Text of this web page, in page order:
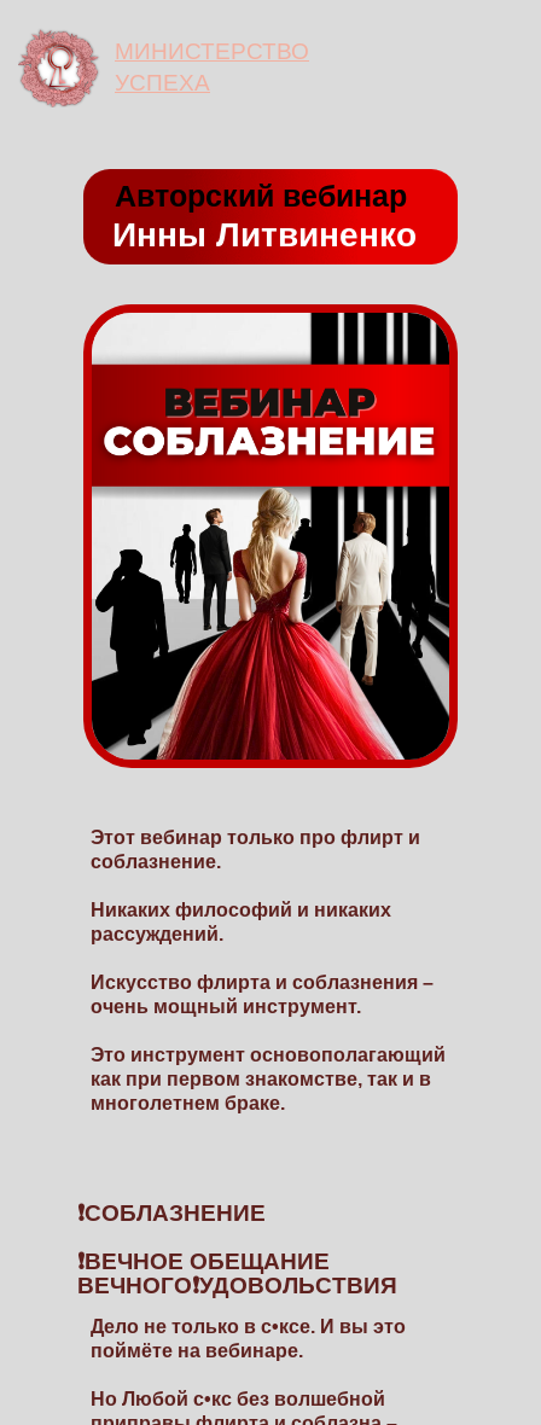
МИНИСТЕРСТВО
УСПЕХА
Инны Литвиненко
Авторский вебинар
Этот вебинар только про флирт и
соблазнение.
Никаких философий и никаких
рассуждений.
Искусство флирта и соблазнения –
очень мощный инструмент.
Это инструмент основополагающий
как при первом знакомстве, так и в
многолетнем браке.
❗СОБЛАЗНЕНИЕ
❗ВЕЧНОЕ ОБЕЩАНИЕ
ВЕЧНОГО❗УДОВОЛЬСТВИЯ
Дело не только в с•ксе. И вы это
поймёте на вебинаре.
Но Любой с•кс без волшебной